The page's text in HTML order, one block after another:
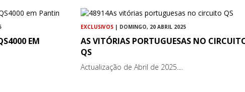
EM
EXCLUSIVOS | DOMINGO, 20 ABRIL 2025
AS VITÓRIAS PORTUGUESAS NO
QS
Actualização de Abril de 2025....